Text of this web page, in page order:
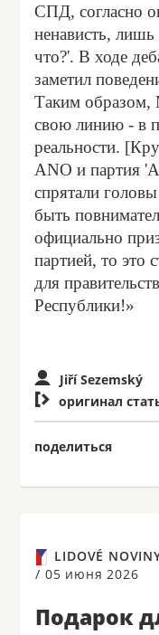
СПД, согласно
ненависть,
что?'. В ходе
заметил
Таким образом,
свою линию - в
реальности.
ANO и партия
спрятали
быть
официально
партией, то это
для
Республики!»
Jiří Sezemský
 оригинал
поделиться
LIDOVÉ
/ 05 июня 2026
Подарок